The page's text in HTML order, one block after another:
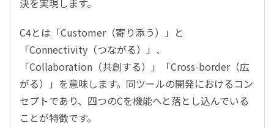
C4とは「Customer（寄り添う）」と
「Connectivity（つながる）」、
「Collaboration（共創する）」「Cross-border（広
がる）」を意味します。同ツールの開発におけるコン
セプトであり、四つのCを機能へと落とし込んでいる
ことが特徴です。